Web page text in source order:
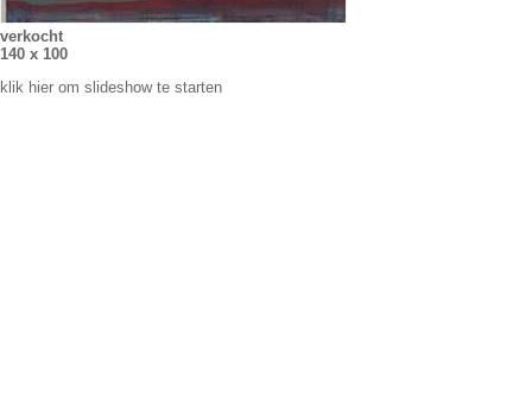
verkocht
140 x 100
klik hier om slideshow te starten